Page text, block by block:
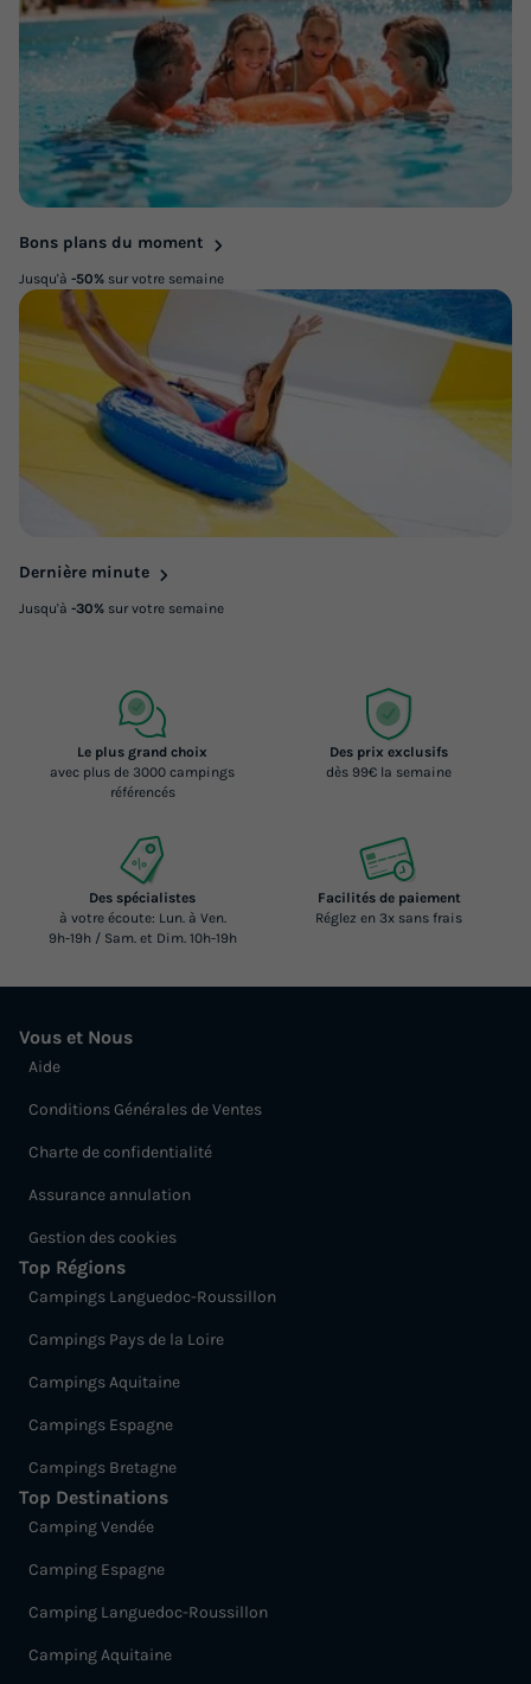
Bons plans du moment
Jusqu'à -50% sur votre semaine
Dernière minute
Jusqu'à -30% sur votre semaine
Le plus grand choix
avec plus de 3000 campings
référencés
Des prix exclusifs
dès 99€ la semaine
Des spécialistes
à votre écoute: Lun. à Ven.
9h-19h / Sam. et Dim. 10h-19h
Facilités de paiement
Réglez en 3x sans frais
Vous et Nous
Aide
Conditions Générales de Ventes
Charte de confidentialité
Assurance annulation
Gestion des cookies
Top Régions
Campings Languedoc-Roussillon
Campings Pays de la Loire
Campings Aquitaine
Campings Espagne
Campings Bretagne
Top Destinations
Camping Vendée
Camping Espagne
Camping Languedoc-Roussillon
Camping Aquitaine